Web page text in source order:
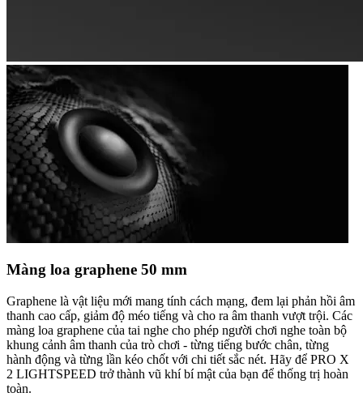
Màng loa graphene 50 mm
Graphene là vật liệu mới mang tính cách mạng, đem lại phản hồi âm
thanh cao cấp, giảm độ méo tiếng và cho ra âm thanh vượt trội. Các
màng loa graphene của tai nghe cho phép người chơi nghe toàn bộ
khung cảnh âm thanh của trò chơi - từng tiếng bước chân, từng
hành động và từng lần kéo chốt với chi tiết sắc nét. Hãy để PRO X
2 LIGHTSPEED trở thành vũ khí bí mật của bạn để thống trị hoàn
toàn.